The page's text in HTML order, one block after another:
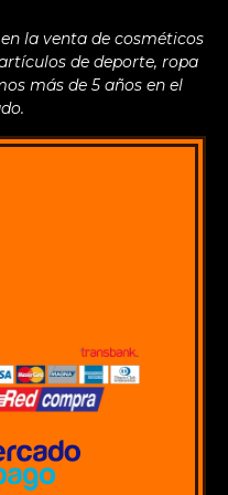
la venta de cosméticos
de deporte, ropa
más de 5 años en el